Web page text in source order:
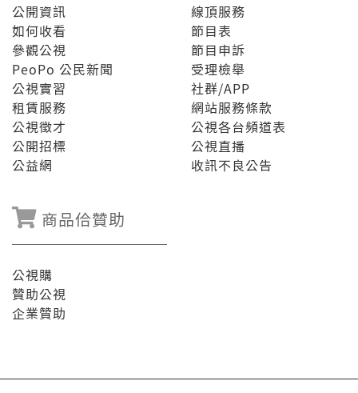
公開資訊
如何收看
參觀公視
PeoPo 公民新聞
公視實習
租賃服務
公視徵才
公開招標
公益網
線頂服務
節目表
節目申訴
受理檢舉
社群/APP
網站服務條款
公視各台頻道表
公視直播
收訊不良公告
商品佮贊助
公視購
贊助公視
企業贊助